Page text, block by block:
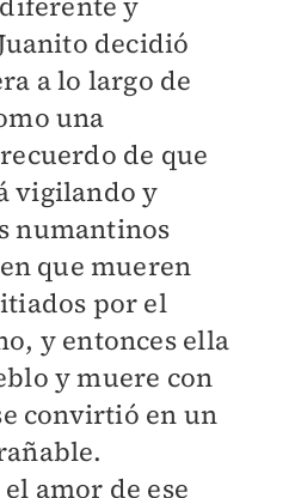
decidió
a lo largo de
una
de que
vigilando y
numantinos
que mueren
por el
y entonces ella
y muere con
convirtió en un
amor de ese